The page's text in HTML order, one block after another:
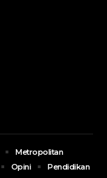
Metropolitan
Opini
Pendidikan